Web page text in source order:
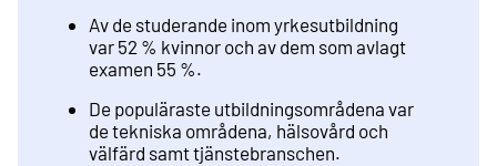
Av de studerande inom yrkesutbildning
var 52 % kvinnor och av dem som avlagt
examen 55 %.
De populäraste utbildningsområdena var
de tekniska områdena, hälsovård och
välfärd samt tjänstebranschen.